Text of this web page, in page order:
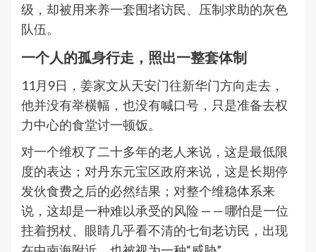
级，却被用来养一套围堵访民、压制求助的灰色
队伍。
一个人的孤身行走，照出一整套体制
11月9日，姜家文从天安门往新华门方向走去，
他并没有举横幅，也没有喊口号，只是准备去权
力中心的食堂讨一顿饭。
对一个维权了二十多年的老人来说，这是最低限
度的表达；对丹东元宝区政府来说，这是长期停
发伙食费之后的必然结果；对整个维稳体系来
说，这却是一种难以承受的风险 — — 哪怕是一位
拄着拐杖、眼睛几乎看不清的七旬老访民，出现